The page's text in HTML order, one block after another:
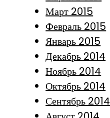
Март 2015
Февраль 2015
Январь 2015
Декабрь 2014
Ноябрь 2014
Октябрь 2014
Сентябрь 2014